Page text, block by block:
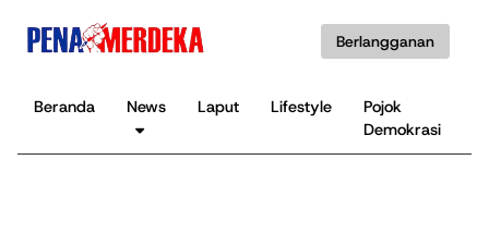
Berlangganan
Beranda News Laput Lifestyle
Pojok
Demokrasi